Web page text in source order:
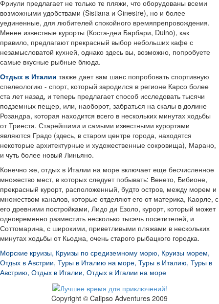
Фриули предлагает не только те пляжи, что оборудованы всеми
возможными удобствами (Sistiana и Ginestre), но и более
уединенные, для любителей спокойного времяпрепровождения.
Менее известные курорты (Коста-деи Барбари, Duino), как
правило, предлагают прекрасный выбор небольших кафе с
незамысловатой кухней, однако здесь вы, возможно, попробуете
самые вкусные рыбные блюда.
Отдых в Италии также дает вам шанс попробовать спортивную
спелеологию - спорт, который зародился в регионе Карсо более
ста лет назад, и теперь предлагает способ исследовать тысячи
подземных пещер, или, наоборот, забраться на скалы в долине
Розандра, которая находится всего в нескольких минутах ходьбы
от Триеста. Старейшими и самыми известными курортами
являются Градо (здесь, в старом центре города, находятся
некоторые архитектурные и художественные сокровища), Марано,
и чуть более новый Линьяно.
Конечно же, отдых в Италии на море включает еще бесчисленное
множество мест, в которых следует побывать: Венето, Бибионе,
прекрасный курорт, расположенный, будто остров, между морем и
множеством каналов, которые отделяют его от материка, Каорле, с
его древними постройками, Лидо ди Езоло, курорт, который может
одновременно разместить несколько тысячь посетителей, и
Соттомарина, с широкими, приветливыми пляжами в нескольких
минутах ходьбы от Кьоджа, очень старого рыбацкого городка.
Морские круизы, Круизы по средиземному морю, Круизы морем,
Отдых в Австрии, Туры в Италию на море, Туры в Италию, Туры в
Австрию, Отдых в Италии, Отдых в Италии на море
Copyright © Calipso Adventures 2009